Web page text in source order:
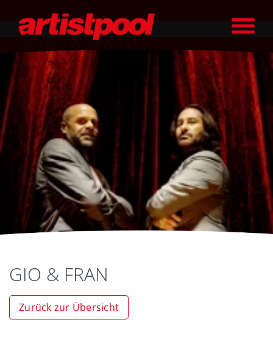
GIO & FRAN
Zurück zur Übersicht